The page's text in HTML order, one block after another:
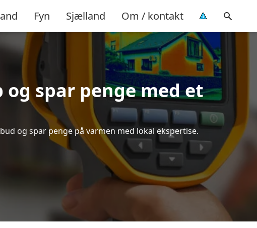
Fyn Sjælland Om / kontakt
spar penge med et
og spar penge på varmen med lokal ekspertise.